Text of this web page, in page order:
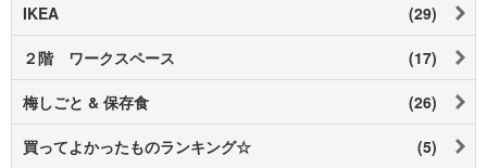
IKEA (29)
２階 ワークスペース (17)
梅しごと & 保存食 (26)
買ってよかったものランキング☆ (5)